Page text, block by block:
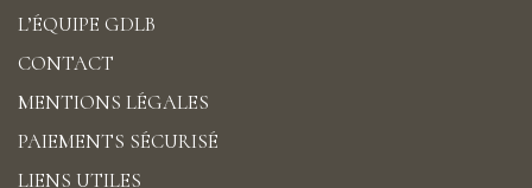
L’ÉQUIPE GDLB
CONTACT
MENTIONS LÉGALES
PAIEMENTS SÉCURISÉ
LIENS UTILES